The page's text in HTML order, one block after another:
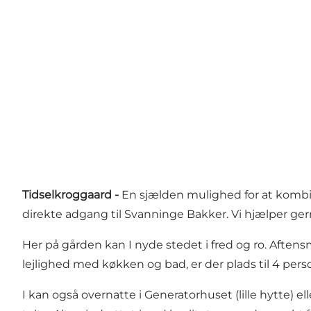
Tidselkroggaard - En sjælden mulighed for at
direkte adgang til Svanninge Bakker. Vi hjælper
Her på gården kan I nyde stedet i fred og ro.
lejlighed med køkken og bad, er der plads til 4
I kan også overnatte i Generatorhuset (lille hytte)